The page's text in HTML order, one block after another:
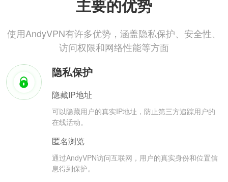
主要的优势
使用AndyVPN有许多优势，涵盖隐私保护、安全性、
访问权限和网络性能等方面
隐私保护
隐藏IP地址
可以隐藏用户的真实IP地址，防止第三方追踪用户的
在线活动。
匿名浏览
通过AndyVPN访问互联网，用户的真实身份和位置信
息得到保护。